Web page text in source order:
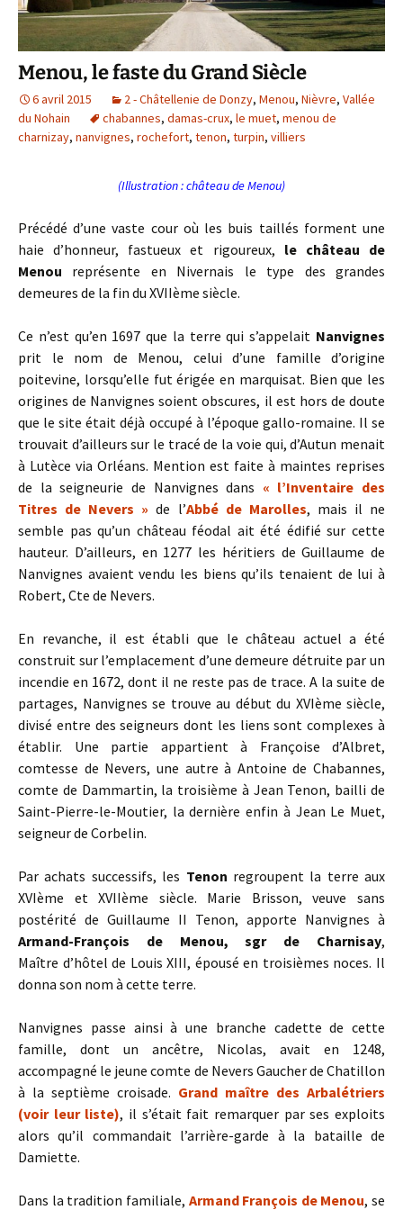
Menou, le faste du Grand Siècle
6 avril 2015 2 - Châtellenie de Donzy, Menou, Nièvre, Vallée
du Nohain
chabannes, damas-crux, le muet, menou de
charnizay, nanvignes, rochefort, tenon, turpin, villiers
(Illustration : château de Menou)
Précédé d’une vaste cour où les buis taillés forment une
haie d’honneur, fastueux et rigoureux, le château de
Menou représente en Nivernais le type des grandes
demeures de la fin du XVIIème siècle.
Ce n’est qu’en 1697 que la terre qui s’appelait Nanvignes
prit le nom de Menou, celui d’une famille d’origine
poitevine, lorsqu’elle fut érigée en marquisat. Bien que les
origines de Nanvignes soient obscures, il est hors de doute
que le site était déjà occupé à l’époque gallo-romaine. Il se
trouvait d’ailleurs sur le tracé de la voie qui, d’Autun menait
à Lutèce via Orléans. Mention est faite à maintes reprises
de la seigneurie de Nanvignes dans « l’Inventaire des
Titres de Nevers » de l’Abbé de Marolles, mais il ne
semble pas qu’un château féodal ait été édifié sur cette
hauteur. D’ailleurs, en 1277 les héritiers de Guillaume de
Nanvignes avaient vendu les biens qu’ils tenaient de lui à
Robert, Cte de Nevers.
En revanche, il est établi que le château actuel a été
construit sur l’emplacement d’une demeure détruite par un
incendie en 1672, dont il ne reste pas de trace. A la suite de
partages, Nanvignes se trouve au début du XVIème siècle,
divisé entre des seigneurs dont les liens sont complexes à
établir. Une partie appartient à Françoise d’Albret,
comtesse de Nevers, une autre à Antoine de Chabannes,
comte de Dammartin, la troisième à Jean Tenon, bailli de
Saint-Pierre-le-Moutier, la dernière enfin à Jean Le Muet,
seigneur de Corbelin.
Par achats successifs, les Tenon regroupent la terre aux
XVIème et XVIIème siècle. Marie Brisson, veuve sans
postérité de Guillaume II Tenon, apporte Nanvignes à
Armand-François de Menou, sgr de Charnisay,
Maître d’hôtel de Louis XIII, épousé en troisièmes noces. Il
donna son nom à cette terre.
Nanvignes passe ainsi à une branche cadette de cette
famille, dont un ancêtre, Nicolas, avait en 1248,
accompagné le jeune comte de Nevers Gaucher de Chatillon
à la septième croisade. Grand maître des Arbalétriers
(voir leur liste), il s’était fait remarquer par ses exploits
alors qu’il commandait l’arrière-garde à la bataille de
Damiette.
Dans la tradition familiale, Armand François de Menou, se